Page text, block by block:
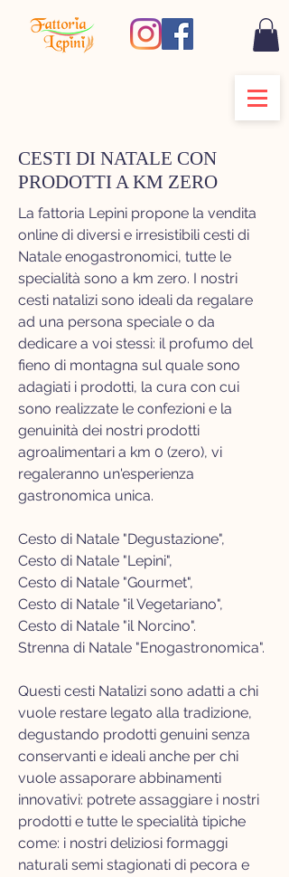
CESTI DI NATALE CON
PRODOTTI A KM ZERO
La fattoria Lepini propone la vendita
online di diversi e irresistibili cesti di
Natale enogastronomici, tutte le
specialità sono a km zero. I nostri
cesti natalizi sono ideali da regalare
ad una persona speciale o da
dedicare a voi stessi: il profumo del
fieno di montagna sul quale sono
adagiati i prodotti, la cura con cui
sono realizzate le confezioni e la
genuinità dei nostri prodotti
agroalimentari a km 0 (zero), vi
regaleranno un'esperienza
gastronomica unica.
Cesto di Natale "Degustazione",
Cesto di Natale "Lepini",
Cesto di Natale "Gourmet",
Cesto di Natale "il Vegetariano",
Cesto di Natale "il Norcino".
Strenna di Natale "Enogastronomica".
Questi cesti Natalizi sono adatti a chi
vuole restare legato alla tradizione,
degustando prodotti genuini senza
conservanti e ideali anche per chi
vuole assaporare abbinamenti
innovativi: potrete assaggiare i nostri
prodotti e tutte le specialità tipiche
come: i nostri deliziosi formaggi
naturali semi stagionati di pecora e